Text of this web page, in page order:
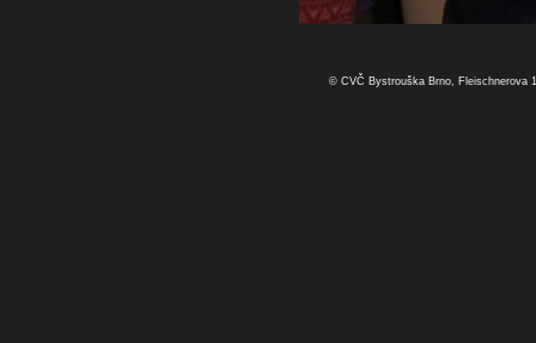
© CVČ Bystrouška Brno, Fleischnerova